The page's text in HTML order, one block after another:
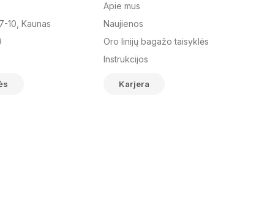
10, Kaunas
Apie mus
Naujienos
Oro linijų bagažo taisyklės
Instrukcijos
Karjera